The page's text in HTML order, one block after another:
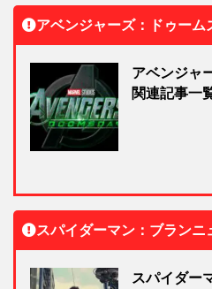
アベンジャーズ：ドゥーム
アベンジャ
関連記事一
スパイダーマン：ブランニ
スパイダー